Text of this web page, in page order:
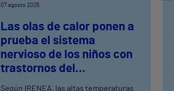
07 agosto 2026
Las olas de calor ponen a
prueba el sistema
nervioso de los niños con
trastornos del
neurodesarrollo, según
Según IRENEA, las altas temperaturas